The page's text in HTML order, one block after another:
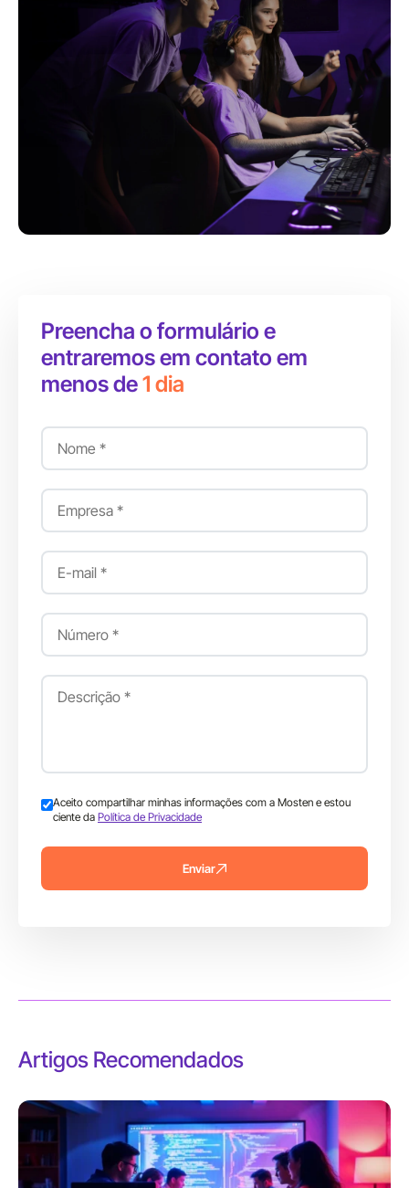
Preencha o formulário e
entraremos em contato em
menos de1 dia
Aceito compartilhar minhas informações com a Mosten e estou
ciente da Política de Privacidade
Enviar
Artigos Recomendados